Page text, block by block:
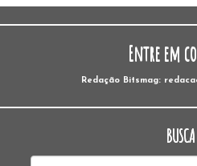
Entre em
Redação Bitsmag:
BUSCA